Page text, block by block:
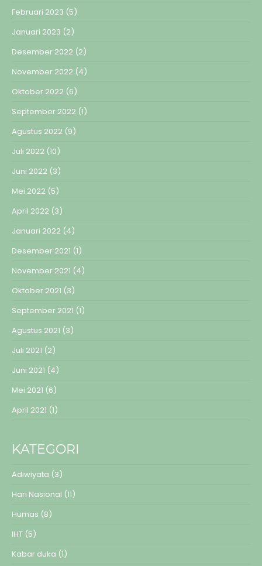
Februari 2023 (5)
Januari 2023 (2)
Desember 2022 (2)
November 2022 (4)
Oktober 2022 (6)
September 2022 (1)
Agustus 2022 (9)
Juli 2022 (10)
Juni 2022 (3)
Mei 2022 (5)
April 2022 (3)
Januari 2022 (4)
Desember 2021 (1)
November 2021 (4)
Oktober 2021 (3)
September 2021 (1)
Agustus 2021 (3)
Juli 2021 (2)
Juni 2021 (4)
Mei 2021 (6)
April 2021 (1)
KATEGORI
Adiwiyata (3)
Hari Nasional (11)
Humas (8)
IHT (5)
Kabar duka (1)